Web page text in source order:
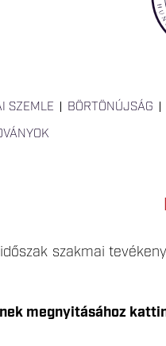
SZEMLE BÖRTÖNÚJSÁG
szakmai
megnyitásához